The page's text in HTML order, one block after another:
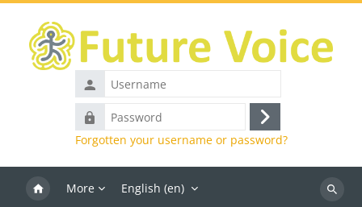
Username
Password
Log
in
Forgotten your username or password?
More English ‎(en)‎
Search